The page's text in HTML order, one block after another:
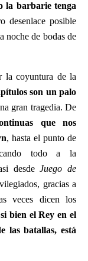
la barbarie tenga
desenlace posible
noche de bodas de
la coyuntura de la
son un palo
gran tragedia. De
que nos
, hasta el punto de
todo a la
desdeJuego de
gracias a
veces dicen los
si bien el Rey en el
las batallas, está